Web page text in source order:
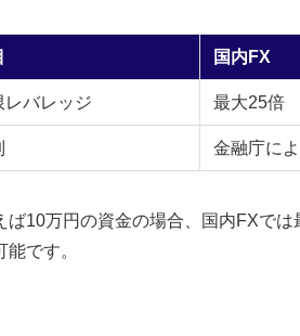
国内FX
レバレッジ 最大25倍
金融庁に
ば10万円の資金の場合、国内FXで
能です。